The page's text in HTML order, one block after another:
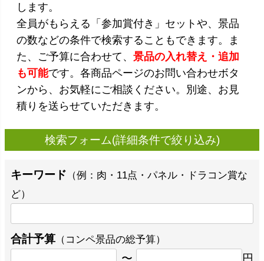
します。
全員がもらえる「参加賞付き」セットや、景品
の数などの条件で検索することもできます。ま
た、ご予算に合わせて、 景品の入れ替え・追加
も可能です。各商品ページのお問い合わせボタ
ンから、お気軽にご相談ください。別途、お見
積りを送らせていただきます。
検索フォーム(詳細条件で絞り込み)
キーワード （例：肉・11点・パネル・ドラコン賞な
ど）
合計予算 （コンペ景品の総予算）
〜 円